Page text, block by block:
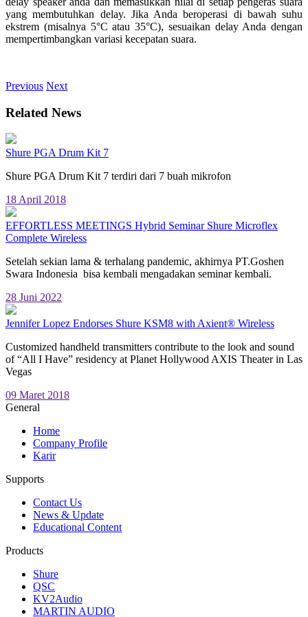
yang membutuhkan delay. Jika Anda beroperasi di bawah suhu
ekstrem (misalnya 5°C atau 35°C), sesuaikan delay Anda dengan
mempertimbangkan variasi kecepatan suara.
Previous Next
Related News
Shure PGA Drum Kit 7
Shure PGA Drum Kit 7 terdiri dari 7 buah mikrofon
18 April 2018
EFFORTLESS MEETINGS Hybrid Seminar Shure Microflex
Complete Wireless
Setelah sekian lama & terhalang pandemic, akhirnya PT.Goshen
Swara Indonesia bisa kembali mengadakan seminar kembali.
28 Juni 2022
Jennifer Lopez Endorses Shure KSM8 with Axient® Wireless
Customized handheld transmitters contribute to the look and sound
of “All I Have” residency at Planet Hollywood AXIS Theater in Las
Vegas
09 Maret 2018
General
Home
Company Profile
Karir
Supports
Contact Us
News & Update
Educational Content
Products
Shure
QSC
KV2Audio
MARTIN AUDIO